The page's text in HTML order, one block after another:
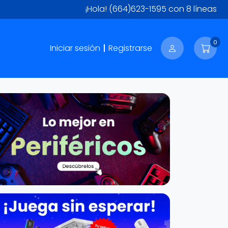
¡Hola! (664)623-1595 con 8 líneas
Iniciar sesión Registrarse
0